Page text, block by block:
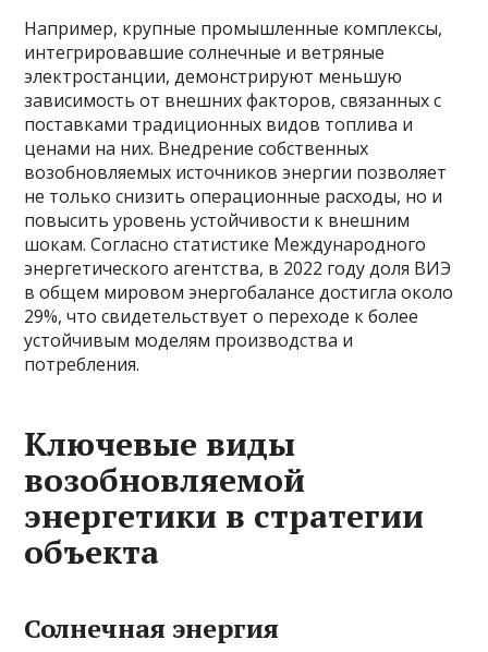
Например, крупные промышленные комплексы,
интегрировавшие солнечные и ветряные
электростанции, демонстрируют меньшую
зависимость от внешних факторов, связанных с
поставками традиционных видов топлива и
ценами на них. Внедрение собственных
возобновляемых источников энергии позволяет
не только снизить операционные расходы, но и
повысить уровень устойчивости к внешним
шокам. Согласно статистике Международного
энергетического агентства, в 2022 году доля ВИЭ
в общем мировом энергобалансе достигла около
29%, что свидетельствует о переходе к более
устойчивым моделям производства и
потребления.
Ключевые виды
возобновляемой
энергетики в стратегии
объекта
Солнечная энергия